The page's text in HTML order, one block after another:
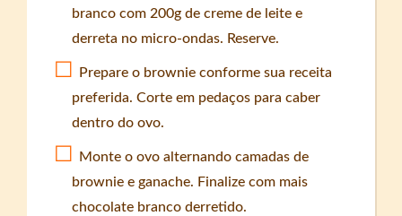
branco com 200g de creme de leite e
derreta no micro-ondas. Reserve.
Prepare o brownie conforme sua receita
preferida. Corte em pedaços para caber
dentro do ovo.
Monte o ovo alternando camadas de
brownie e ganache. Finalize com mais
chocolate branco derretido.